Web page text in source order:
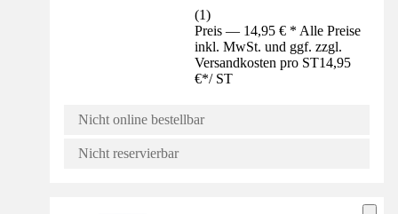
(1)
Preis — 14,95 € * Alle Preise
inkl. MwSt. und ggf. zzgl.
Versandkosten pro ST14,95
€*/ ST
Nicht online bestellbar
Nicht reservierbar